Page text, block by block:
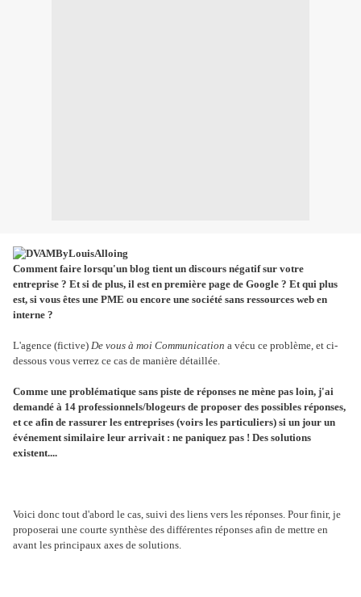
Comment faire lorsqu'un blog tient un discours négatif sur votre
entreprise ? Et si de plus, il est en première page de Google ? Et qui plus
est, si vous êtes une PME ou encore une société sans ressources web en
interne ?
L'agence (fictive) De vous à moi Communication a vécu ce problème, et ci-
dessous vous verrez ce cas de manière détaillée.
Comme une problématique sans piste de réponses ne mène pas loin, j'ai
demandé à 14 professionnels/blogeurs de proposer des possibles réponses,
et ce afin de rassurer les entreprises (voirs les particuliers) si un jour un
événement similaire leur arrivait : ne paniquez pas ! Des solutions
existent....
Voici donc tout d'abord le cas, suivi des liens vers les réponses. Pour finir, je
proposerai une courte synthèse des différentes réponses afin de mettre en
avant les principaux axes de solutions.